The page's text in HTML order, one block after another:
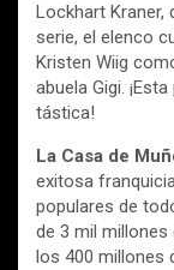
Lockhart Kraner,
serie, el elenco
Kristen Wiig
abuela Gigi.
tástica!
La Casa de
exitosa
populares de
de 3 mil millones
los 400 millones